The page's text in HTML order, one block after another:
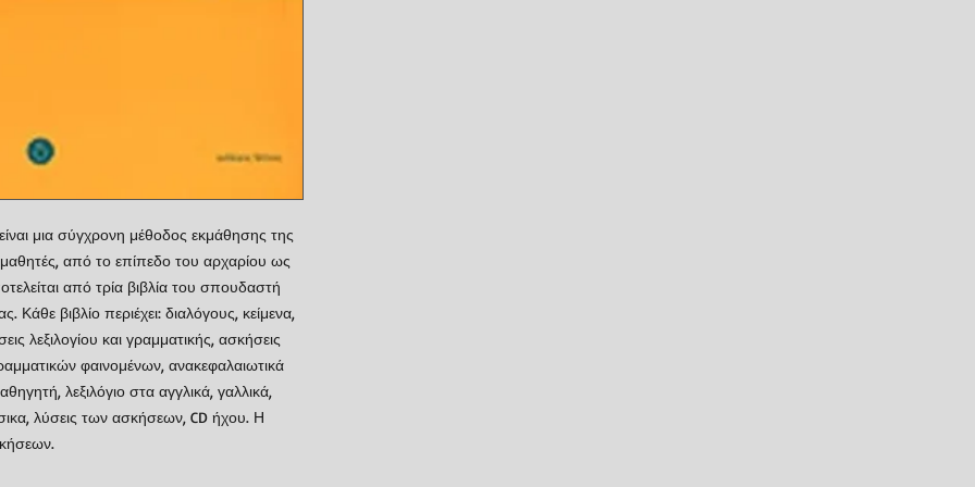
μια σύγχρονη μέθοδος εκμάθησης της
από το επίπεδο του αρχαρίου ως
από τρία βιβλία του σπουδαστή
βιβλίο περιέχει: διαλόγους, κείμενα,
λεξιλογίου και γραμματικής, ασκήσεις
φαινομένων, ανακεφαλαιωτικά
λεξιλόγιο στα αγγλικά, γαλλικά,
λύσεις των ασκήσεων, CD ήχου. Η